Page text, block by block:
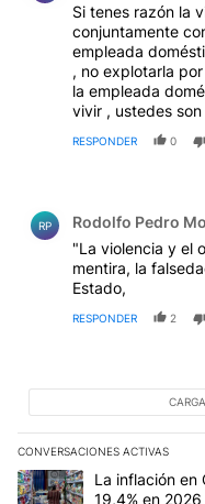
Si tenes razón la
conjuntamente
empleada
, no explotarla
la empleada
vivir , ustedes
RESPONDER 0
RP Rodolfo Pedro
"La violencia y el
mentira, la
Estado,
RESPONDER 2
CONVERSACIONES ACTIVAS
Este listado muestra los
Un artículo de tendencia
La inflación en
19,4% en 2026